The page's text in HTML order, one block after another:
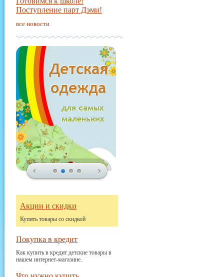
Поступление парт Дэми!
все новости
Акции и скидки
Купить товары со скидкой
Покупка в кредит
Как купить в кредит детские товары в
нашем интернет-магазине.